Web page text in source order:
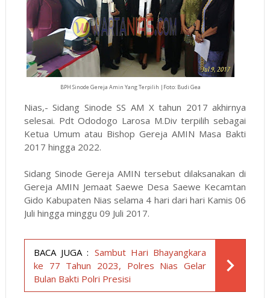
BPH Sinode Gereja Amin Yang Terpilih |Foto: Budi Gea
Nias,- Sidang Sinode SS AM X tahun 2017 akhirnya
selesai. Pdt Ododogo Larosa M.Div terpilih sebagai
Ketua Umum atau Bishop Gereja AMIN Masa Bakti
2017 hingga 2022.
Sidang Sinode Gereja AMIN tersebut dilaksanakan di
Gereja AMIN Jemaat Saewe Desa Saewe Kecamtan
Gido Kabupaten Nias selama 4 hari dari hari Kamis 06
Juli hingga minggu 09 Juli 2017.
BACA JUGA : Sambut Hari Bhayangkara
ke 77 Tahun 2023, Polres Nias Gelar
Bulan Bakti Polri Presisi